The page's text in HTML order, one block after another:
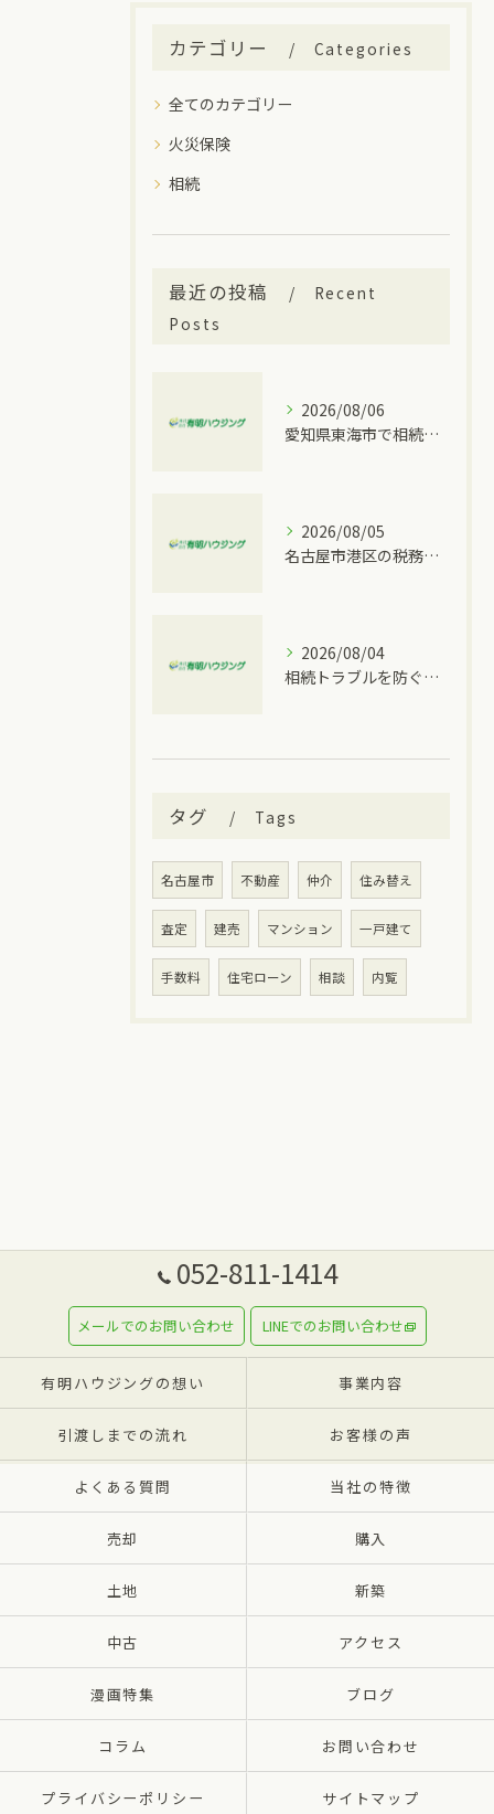
カテゴリー Categories
全てのカテゴリー
火災保険
相続
最近の投稿
Recent
Posts
2026/08/06
愛知県東海市で相続トラブルが発生した時に取るべき具体的な手順と窓口比較
2026/08/05
名古屋市港区の税務情報と相続税の相談先を一度に分かりやすく整理
2026/08/04
相続トラブルを防ぐ愛知県名古屋市南区での具体的な対策と手順
タグ Tags
名古屋市 不動産 仲介 住み替え
査定 建売 マンション 一戸建て
手数料 住宅ローン 相談 内覧
052-811-1414
メールでのお問い合わせ LINEでのお問い合わせ
有明ハウジングの想い 事業内容
引渡しまでの流れ お客様の声
よくある質問 当社の特徴
売却 購入
土地 新築
中古 アクセス
漫画特集 ブログ
コラム お問い合わせ
プライバシーポリシー サイトマップ